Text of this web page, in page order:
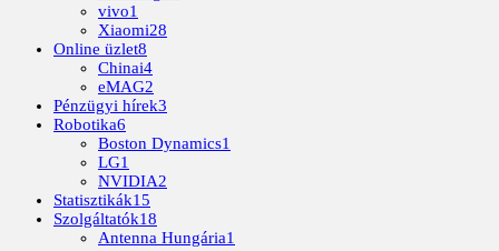
vivo1
Xiaomi28
Online üzlet8
Chinai4
eMAG2
Pénzügyi hírek3
Robotika6
Boston Dynamics1
LG1
NVIDIA2
Statisztikák15
Szolgáltatók18
Antenna Hungária1